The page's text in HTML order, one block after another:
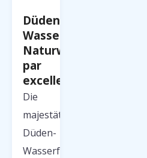
Düden-
Wasserfälle:
Naturwunder
par
excellence
Die
majestätischen
Düden-
Wasserfälle